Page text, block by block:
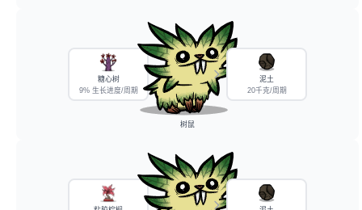
糖心树
9% 生长进度/周期
树鼠
泥土
20千克/周期